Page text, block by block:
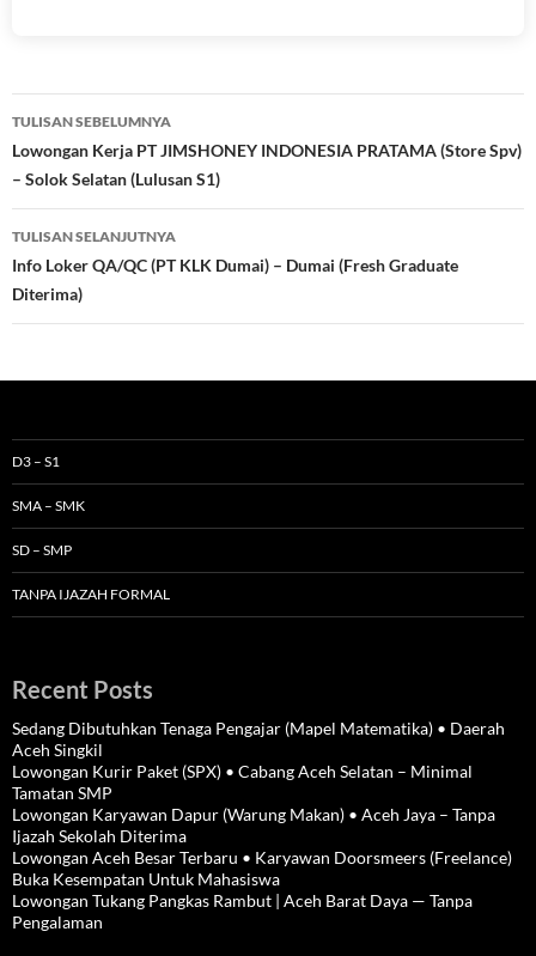
Navigasi
Tulisan
TULISAN SEBELUMNYA
Lowongan Kerja PT JIMSHONEY INDONESIA PRATAMA (Store Spv)
– Solok Selatan (Lulusan S1)
TULISAN SELANJUTNYA
Info Loker QA/QC (PT KLK Dumai) – Dumai (Fresh Graduate
Diterima)
D3 – S1
SMA – SMK
SD – SMP
TANPA IJAZAH FORMAL
Recent Posts
Sedang Dibutuhkan Tenaga Pengajar (Mapel Matematika) • Daerah
Aceh Singkil
Lowongan Kurir Paket (SPX) • Cabang Aceh Selatan – Minimal
Tamatan SMP
Lowongan Karyawan Dapur (Warung Makan) • Aceh Jaya – Tanpa
Ijazah Sekolah Diterima
Lowongan Aceh Besar Terbaru • Karyawan Doorsmeers (Freelance)
Buka Kesempatan Untuk Mahasiswa
Lowongan Tukang Pangkas Rambut | Aceh Barat Daya — Tanpa
Pengalaman